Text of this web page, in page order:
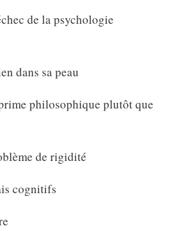
de la psychologie
dans sa peau
philosophique plutôt que
de rigidité
cognitifs